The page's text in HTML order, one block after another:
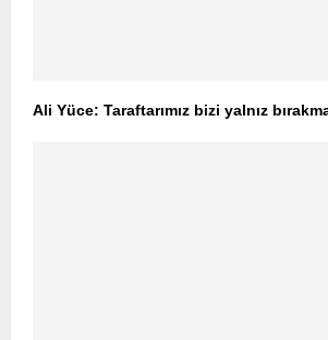
Ali Yüce: Taraftarımız bizi yalnız